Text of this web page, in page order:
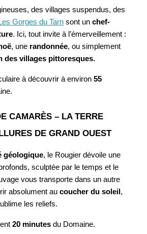
des villages suspendus, des
Les Gorges du Tarn sont un chef-
. Ici, tout invite à l’émerveillement :
, une randonnée
des villages pittoresques.
à découvrir à environ 55
CAMARÈS – LA TERRE
DE GRAND OUEST
géologique, le Rougier dévoile une
sculptée par le temps et le
vous transporte dans un autre
absolument au coucher du soleil ,
les reliefs.
20 minutes du Domaine.